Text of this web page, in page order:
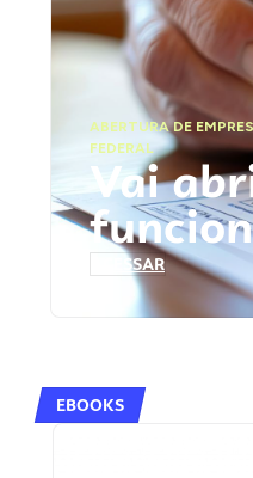
ABERTURA DE
FEDERAL
Vai
ACESSAR
EBOOKS